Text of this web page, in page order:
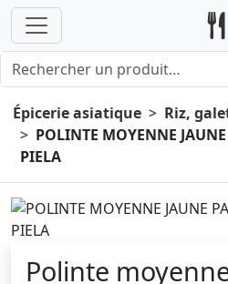
Épicerie asiatique
Riz,
POLINTE MOYENNE
PIELA
Polinte